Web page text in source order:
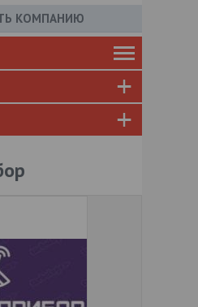
КОМПАНИЮ